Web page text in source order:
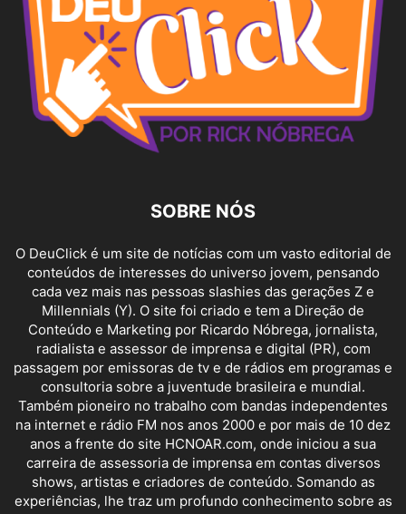
SOBRE NÓS
O DeuClick é um site de notícias com um vasto editorial de
conteúdos de interesses do universo jovem, pensando
cada vez mais nas pessoas slashies das gerações Z e
Millennials (Y). O site foi criado e tem a Direção de
Conteúdo e Marketing por Ricardo Nóbrega, jornalista,
radialista e assessor de imprensa e digital (PR), com
passagem por emissoras de tv e de rádios em programas e
consultoria sobre a juventude brasileira e mundial.
Também pioneiro no trabalho com bandas independentes
na internet e rádio FM nos anos 2000 e por mais de 10 dez
anos a frente do site HCNOAR.com, onde iniciou a sua
carreira de assessoria de imprensa em contas diversos
shows, artistas e criadores de conteúdo. Somando as
experiências, lhe traz um profundo conhecimento sobre as